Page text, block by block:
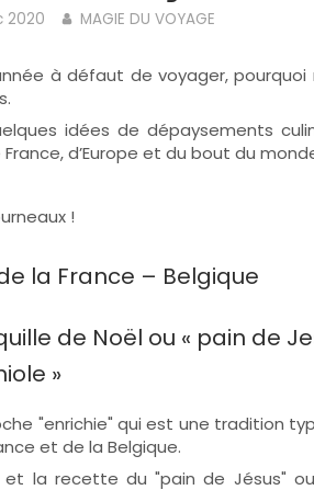
2020 MAGIE DU VOYAGE
à défaut de voyager,
idées de dépaysements
d’Europe et du bout du
!
la France – Belgique
de Noël ou « pain de
»
"enrichie" qui est une tradition
et de la Belgique.
et la recette du "pain de Jésus"